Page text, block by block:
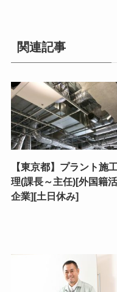
関連記事
【東京都】プラント施
理(課長～主任)[外国籍
企業][土日休み]